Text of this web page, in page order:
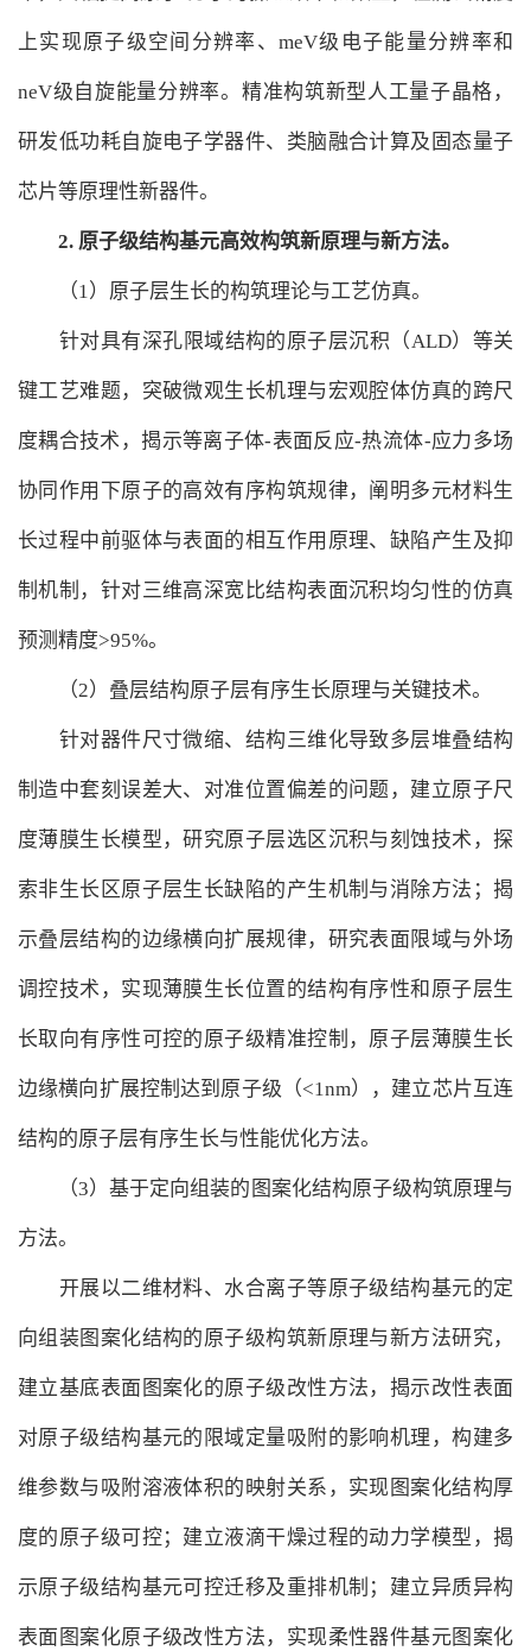
上实现原子级空间分辨率、meV级电子能量分辨率和
neV级自旋能量分辨率。精准构筑新型人工量子晶格，
研发低功耗自旋电子学器件、类脑融合计算及固态量子
芯片等原理性新器件。
2. 原子级结构基元高效构筑新原理与新方法。
（1）原子层生长的构筑理论与工艺仿真。
针对具有深孔限域结构的原子层沉积（ALD）等关
键工艺难题，突破微观生长机理与宏观腔体仿真的跨尺
度耦合技术，揭示等离子体-表面反应-热流体-应力多场
协同作用下原子的高效有序构筑规律，阐明多元材料生
长过程中前驱体与表面的相互作用原理、缺陷产生及抑
制机制，针对三维高深宽比结构表面沉积均匀性的仿真
预测精度>95%。
（2）叠层结构原子层有序生长原理与关键技术。
针对器件尺寸微缩、结构三维化导致多层堆叠结构
制造中套刻误差大、对准位置偏差的问题，建立原子尺
度薄膜生长模型，研究原子层选区沉积与刻蚀技术，探
索非生长区原子层生长缺陷的产生机制与消除方法；揭
示叠层结构的边缘横向扩展规律，研究表面限域与外场
调控技术，实现薄膜生长位置的结构有序性和原子层生
长取向有序性可控的原子级精准控制，原子层薄膜生长
边缘横向扩展控制达到原子级（<1nm），建立芯片互连
结构的原子层有序生长与性能优化方法。
（3）基于定向组装的图案化结构原子级构筑原理与
方法。
开展以二维材料、水合离子等原子级结构基元的定
向组装图案化结构的原子级构筑新原理与新方法研究，
建立基底表面图案化的原子级改性方法，揭示改性表面
对原子级结构基元的限域定量吸附的影响机理，构建多
维参数与吸附溶液体积的映射关系，实现图案化结构厚
度的原子级可控；建立液滴干燥过程的动力学模型，揭
示原子级结构基元可控迁移及重排机制；建立异质异构
表面图案化原子级改性方法，实现柔性器件基元图案化